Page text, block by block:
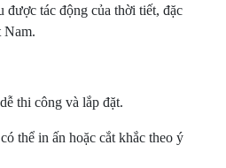
được tác động của thời tiết, đặc
Nam.
thi công và lắp đặt.
thể in ấn hoặc cắt khắc theo ý